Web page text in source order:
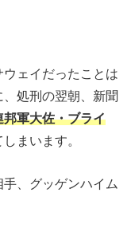
ェイだったことは
処刑の翌朝、新聞
軍大佐・ブライ
まいます。
、グッゲンハイム